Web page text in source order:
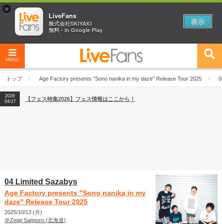
MENU
トップ Age Factory presents "Sono nanika in my daze" Release Tour 2025
2026
04/27
2026
【ライブ動員ランキング】2026年上半期編発表！
2026
04/27
【フェス特集2026】フェス情報はここから！
04 Limited Sazabys
Age Factory presents "Sono nanika in my
daze" Release Tour 2025
2025/10/13 (月)
＠Zepp Sapporo (北海道)
×
LiveFans
株式会社SKIYAKI
無料 - In Google Play
表示